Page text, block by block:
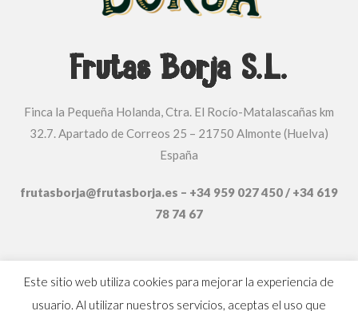
Frutas Borja S.L.
Finca la Pequeña Holanda, Ctra. El Rocío-Matalascañas km
32.7. Apartado de Correos 25 – 21750 Almonte (Huelva)
España
frutasborja@frutasborja.es – +34 959 027 450 / +34 619
78 74 67
AVISO LEGAL Y POLÍTICA DE PRIVACIDAD |POLÍTICA
Este sitio web utiliza cookies para mejorar la experiencia de
usuario. Al utilizar nuestros servicios, aceptas el uso que